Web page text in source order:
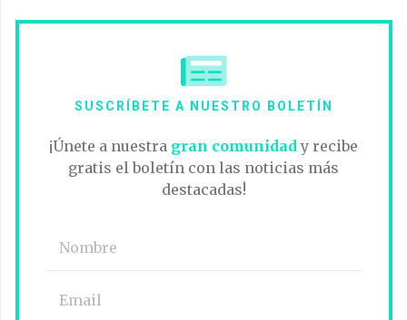
SUSCRÍBETE A NUESTRO BOLETÍN
¡Únete a nuestra gran comunidad y recibe
gratis el boletín con las noticias más
destacadas!